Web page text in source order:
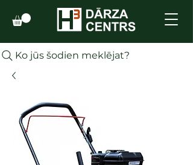
Ko jūs šodien meklējat?